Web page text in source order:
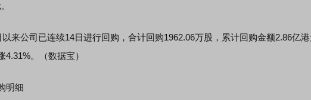
公司已连续14日进行回购，合计回购1962.06万股，累计回购金额2.86亿
4.31%。（数据宝）
明细